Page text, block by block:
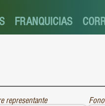
FRANQUICIAS
representante